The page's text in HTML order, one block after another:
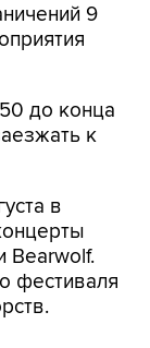
9
до конца
к
в
Bearwolf.
фестиваля